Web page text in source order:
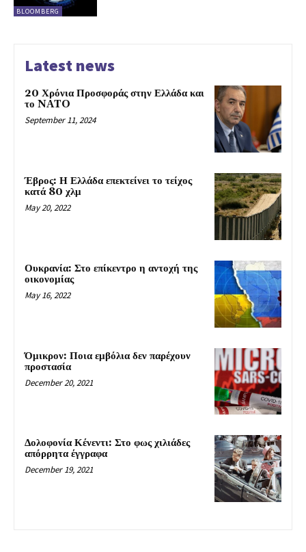
BLOOMBERG
Latest news
20 Χρόνια Προσφοράς στην Ελλάδα και
το NATO
September 11, 2024
Έβρος: Η Ελλάδα επεκτείνει το τείχος
κατά 80 χλμ
May 20, 2022
Ουκρανία: Στο επίκεντρο η αντοχή της
οικονομίας
May 16, 2022
Όμικρον: Ποια εμβόλια δεν παρέχουν
προστασία
December 20, 2021
Δολοφονία Κένεντι: Στο φως χιλιάδες
απόρρητα έγγραφα
December 19, 2021